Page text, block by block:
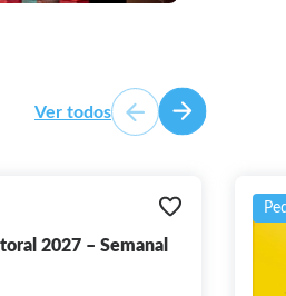
Ver todos
2027 – Semanal